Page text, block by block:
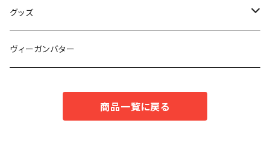
グッズ
半袖Tシャツ
ヴィーガンバター
商品一覧に戻る